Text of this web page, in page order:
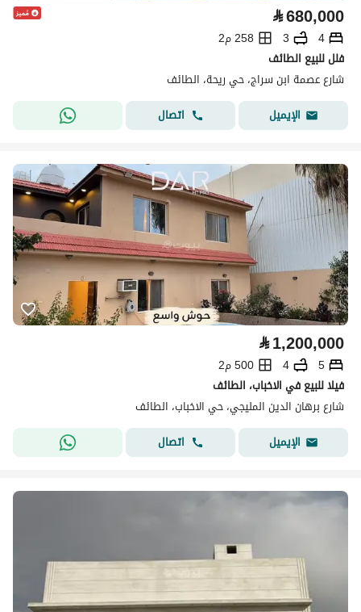
⃁680,000
4
3
258 م2
فلل للبيع الطائف
شارع عصمة ابن سراج، حي ريحة، الطائف
الإيميل
اتصال
⃁1,200,000
5
4
500 م2
فيلا للبيع في الاخباب، الطائف
شارع برهان الدين المليجي، حي الاخباب، الطائف
الإيميل
اتصال